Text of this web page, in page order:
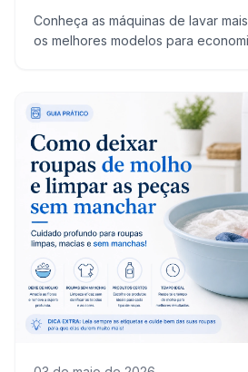
Conheça as máquinas de lavar
os melhores modelos para